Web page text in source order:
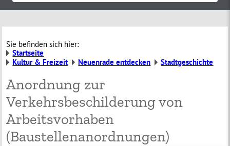
Sie befinden sich hier:
Startseite
Kultur & Freizeit
Neuenrade entdecken Stadtgeschichte
Anordnung zur
Verkehrsbeschilderung von
Arbeitsvorhaben
(Baustellenanordnungen)